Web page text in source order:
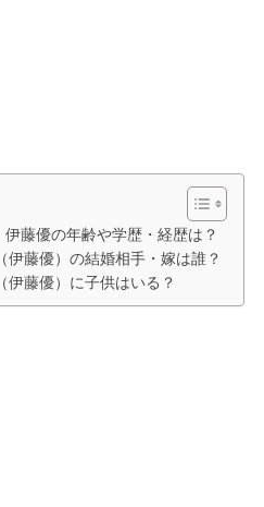
藤優の年齢や学歴・経歴は？
藤優）の結婚相手・嫁は誰？
藤優）に子供はいる？